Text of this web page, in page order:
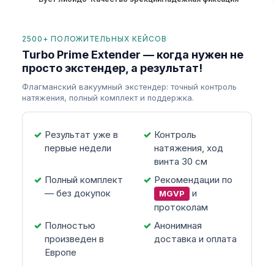
2500+ ПОЛОЖИТЕЛЬНЫХ КЕЙСОВ
Turbo Prime Extender — когда нужен не
просто экстендер, а результат!
Флагманский вакуумный экстендер: точный контроль
натяжения, полный комплект и поддержка.
Результат уже в
первые недели
Контроль
натяжения, ход
винта 30 см
Полный комплект
— без докупок
Рекомендации по
MGVP
и
протоколам
Полностью
произведен в
Европе
Анонимная
доставка и оплата